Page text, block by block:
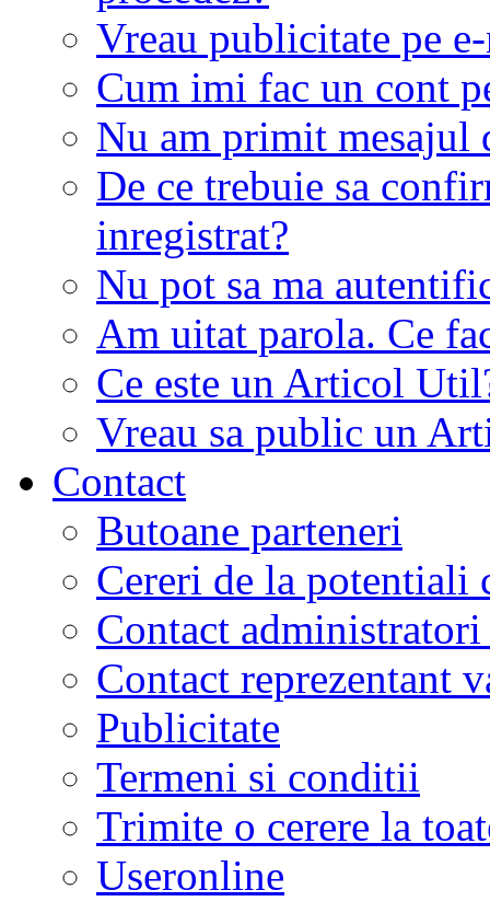
Vreau publicitate pe
Cum imi fac un cont
Nu am primit mesajul
De ce trebuie sa
inregistrat?
Nu pot sa ma
Am uitat parola. Ce
Ce este un Articol
Vreau sa public un
Contact
Butoane parteneri
Cereri de la potentiali
Contact
Contact reprezentant
Publicitate
Termeni si conditii
Trimite o cerere la
Useronline